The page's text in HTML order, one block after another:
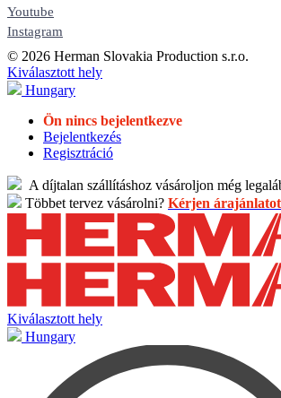
Youtube
Instagram
© 2026 Herman Slovakia Production s.r.o.
Kiválasztott hely
Hungary
Ön nincs bejelentkezve
Bejelentkezés
Regisztráció
A díjtalan szállításhoz vásároljon még
Többet tervez vásárolni? Kérjen árajánlatot
Kiválasztott hely
Hungary